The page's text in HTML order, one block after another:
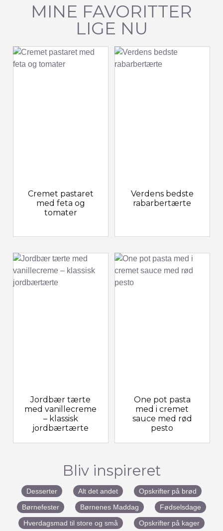
MINE FAVORITTER
LIGE NU
Cremet pastaret
med feta og
tomater
Jordbær tærte
med vanillecreme
– klassisk
jordbærtærte
Verdens bedste
rabarbertærte
One pot pasta
med i cremet
sauce med rød
pesto
Bliv inspireret
Desserter Alt det andet
Opskrifter på brød
Børnefester
Børnenes Maddag
Fødselsdage
Hverdagsmad til store og små
Opskrifter på kager